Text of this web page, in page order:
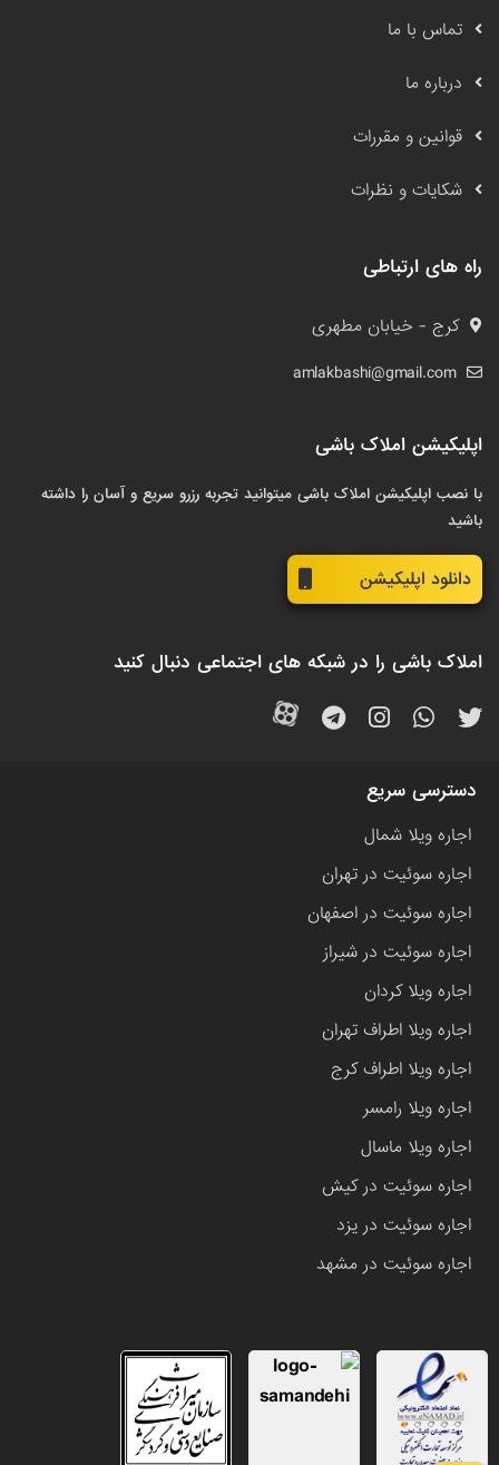
تماس با ما
درباره ما
قوانین و مقررات
شکایات و نظرات
راه های ارتباطی
کرج - خیابان مطهری
amlakbashi@gmail.com
اپلیکیشن املاک باشی
با نصب اپلیکیشن املاک باشی میتوانید تجربه رزرو سریع و آسان را داشته
باشید
دانلود اپلیکیشن
املاک باشی را در شبکه های اجتماعی دنبال کنید
دسترسی سریع
اجاره ویلا شمال
اجاره سوئیت در تهران
اجاره سوئیت در اصفهان
اجاره سوئیت در شیراز
اجاره ویلا کردان
اجاره ویلا اطراف تهران
اجاره ویلا اطراف کرج
اجاره ویلا رامسر
اجاره ویلا ماسال
اجاره سوئیت در کیش
اجاره سوئیت در یزد
اجاره سوئیت در مشهد